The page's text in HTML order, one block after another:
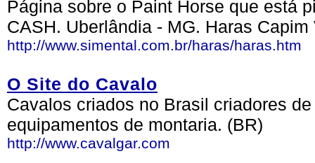
Página sobre o Paint Horse que está
CASH. Uberlândia - MG. Haras Capim
http://www.simental.com.br/haras/haras.htm
O Site do Cavalo
Cavalos criados no Brasil criadores
equipamentos de montaria. (BR)
http://www.cavalgar.com